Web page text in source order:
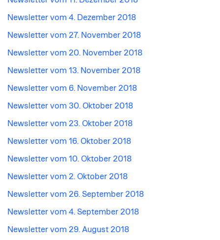
Newsletter vom 4. Dezember 2018
Newsletter vom 27. November 2018
Newsletter vom 20. November 2018
Newsletter vom 13. November 2018
Newsletter vom 6. November 2018
Newsletter vom 30. Oktober 2018
Newsletter vom 23. Oktober 2018
Newsletter vom 16. Oktober 2018
Newsletter vom 10. Oktober 2018
Newsletter vom 2. Oktober 2018
Newsletter vom 26. September 2018
Newsletter vom 4. September 2018
Newsletter vom 29. August 2018